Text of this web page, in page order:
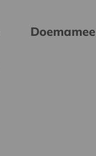
Doemamee